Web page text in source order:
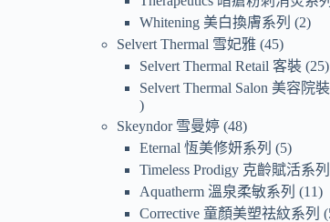
Whitening 美白換膚系列
2
Selvert Thermal 雪妃雅 45
Selvert Thermal Retail 客裝 25
Selvert Thermal Salon 美容院裝
Skeyndor 雪曼婷 48
Eternal 恆美修妍系列
5
Timeless Prodigy 克齡賦活系列
Aquatherm 溫泉柔敏系列
11
Corrective 童顏美塑祛紋系列